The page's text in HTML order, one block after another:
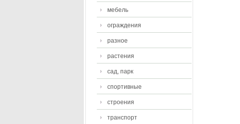
мебель
ограждения
разное
растения
сад, парк
спортивные
строения
транспорт